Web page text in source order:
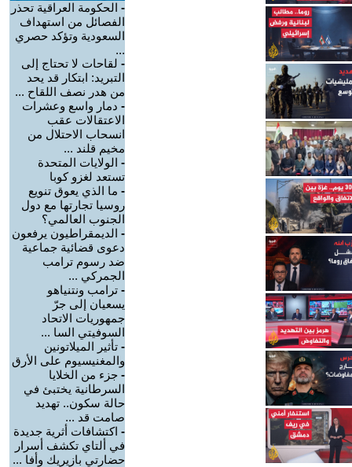
- الحكومة العراقية تحذر
الفصائل من استهداف
السعودية وتؤكد حصري
...
- لقاحات لا تحتاج إلى
التبريد: ابتكار قد يحد
من هدر نصف اللقاح ...
- دمار واسع وعشرات
الاعتقالات عقب
انسحاب الاحتلال من
مخيم قلند ...
- الولايات المتحدة
تستعد لغزو كوبا
- ما الذي يعوق تنويع
روسيا تجارتها مع دول
الجنوب العالمي؟
- الديمقراطيون يرفعون
دعوى قضائية جماعية
ضد رسوم ترامب
الجمركي ...
- ترامب ونتنياهو
يسعيان إلى جرّ
جمهوريات الاتحاد
السوفيتي السا ...
- تأثير الميلاتونين
والمغنيسيوم على الأرق
- جزء من الخلايا
السرطانية يختبئ في
حالة سكون.. تهديد
صامت قد ...
- اكتشافات أثرية جديدة
في ألتاي تكشف أسرار
حضارتي بازيريك وأفا ...